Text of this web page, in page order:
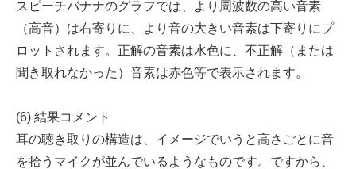
スピーチバナナのグラフでは、より周波数の高い音素
（高音）は右寄りに、より音の大きい音素は下寄りにプ
ロットされます。正解の音素は水色に、不正解（または
聞き取れなかった）音素は赤色等で表示されます。
(6) 結果コメント
耳の聴き取りの構造は、イメージでいうと高さごとに音
を拾うマイクが並んでいるようなものです。ですから、